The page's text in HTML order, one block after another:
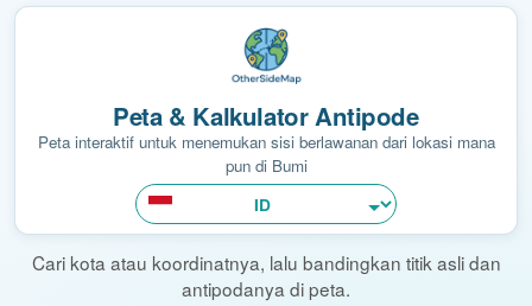
Peta & Kalkulator Antipode
Peta interaktif untuk menemukan sisi berlawanan dari lokasi mana
pun di Bumi
Cari kota atau koordinatnya, lalu bandingkan titik asli dan
antipodanya di peta.